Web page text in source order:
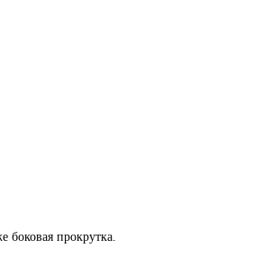
боковая прокрутка.